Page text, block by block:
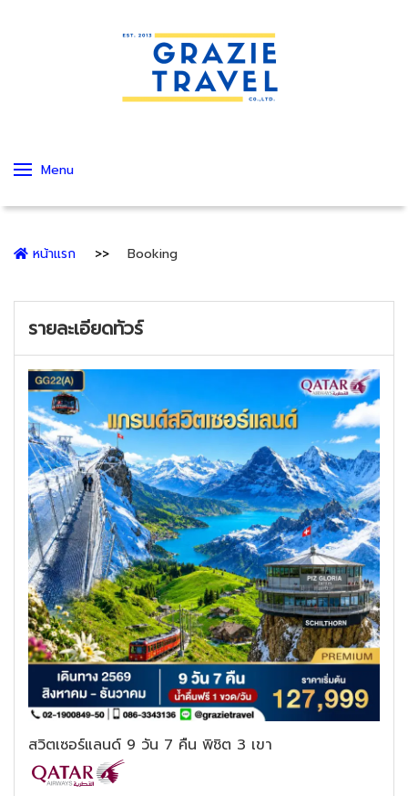
Menu
หน้าแรก Booking
รายละเอียดทัวร์
สวิตเซอร์แลนด์ 9 วัน 7 คืน พิชิต 3 เขา